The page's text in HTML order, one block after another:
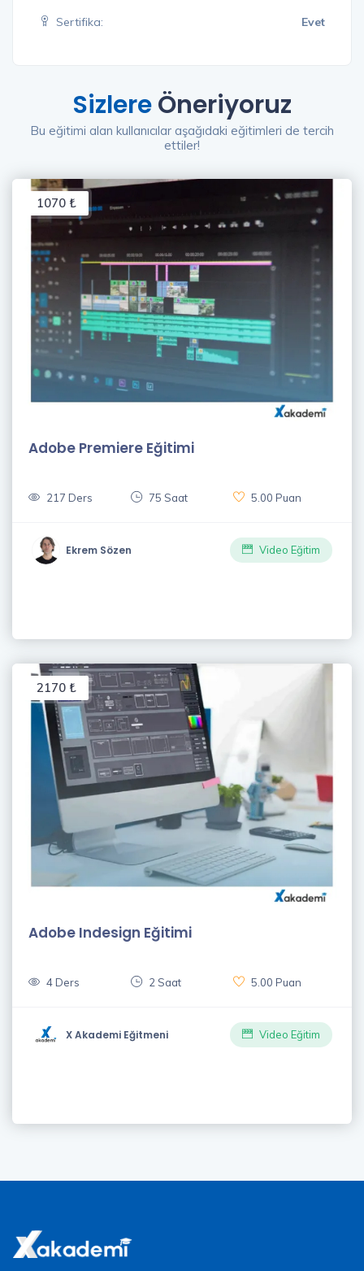
Sertifika: Evet
SizlereÖneriyoruz
Bu eğitimi alan kullanıcılar aşağıdaki eğitimleri de tercih
ettiler!
1070 ₺
Adobe Premiere Eğitimi
217 Ders 75 Saat 5.00 Puan
Ekrem Sözen Video Eğitim
2170 ₺
Adobe Indesign Eğitimi
4 Ders 2 Saat 5.00 Puan
X Akademi Eğitmeni Video Eğitim